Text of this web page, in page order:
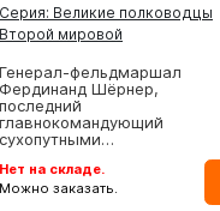
Серия: Великие полководцы
Второй мировой
Генерал-фельдмаршал
Фердинанд Шёрнер,
последний
главнокомандующий
сухопутными…
Нет на складе.
Можно заказать.